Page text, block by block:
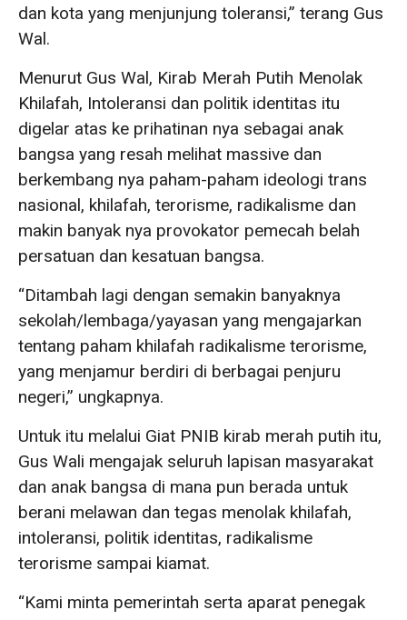
dan kota yang menjunjung toleransi,” terang Gus
Wal.
Menurut Gus Wal, Kirab Merah Putih Menolak
Khilafah, Intoleransi dan politik identitas itu
digelar atas ke prihatinan nya sebagai anak
bangsa yang resah melihat massive dan
berkembang nya paham-paham ideologi trans
nasional, khilafah, terorisme, radikalisme dan
makin banyak nya provokator pemecah belah
persatuan dan kesatuan bangsa.
“Ditambah lagi dengan semakin banyaknya
sekolah/lembaga/yayasan yang mengajarkan
tentang paham khilafah radikalisme terorisme,
yang menjamur berdiri di berbagai penjuru
negeri,” ungkapnya.
Untuk itu melalui Giat PNIB kirab merah putih itu,
Gus Wali mengajak seluruh lapisan masyarakat
dan anak bangsa di mana pun berada untuk
berani melawan dan tegas menolak khilafah,
intoleransi, politik identitas, radikalisme
terorisme sampai kiamat.
“Kami minta pemerintah serta aparat penegak